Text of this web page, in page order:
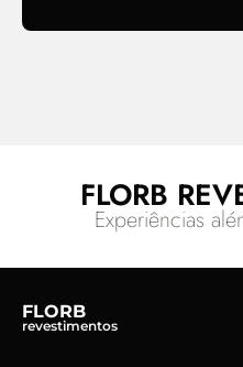
FLORB
Experiências
FLORB
revestimentos